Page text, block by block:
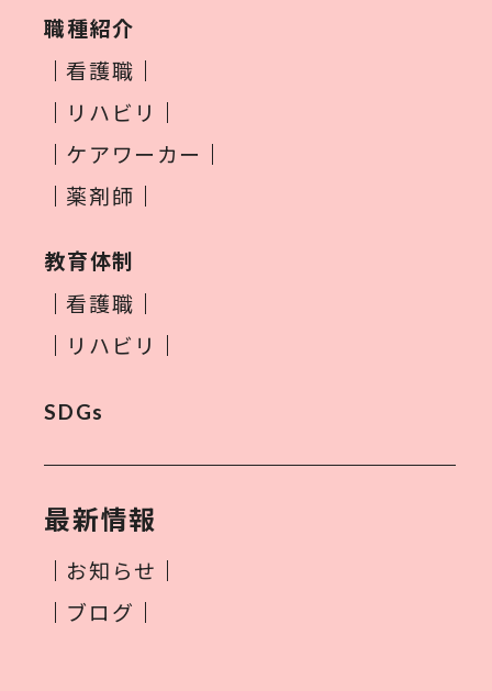
職種紹介
看護職
リハビリ
ケアワーカー
薬剤師
教育体制
看護職
リハビリ
SDGs
最新情報
お知らせ
ブログ